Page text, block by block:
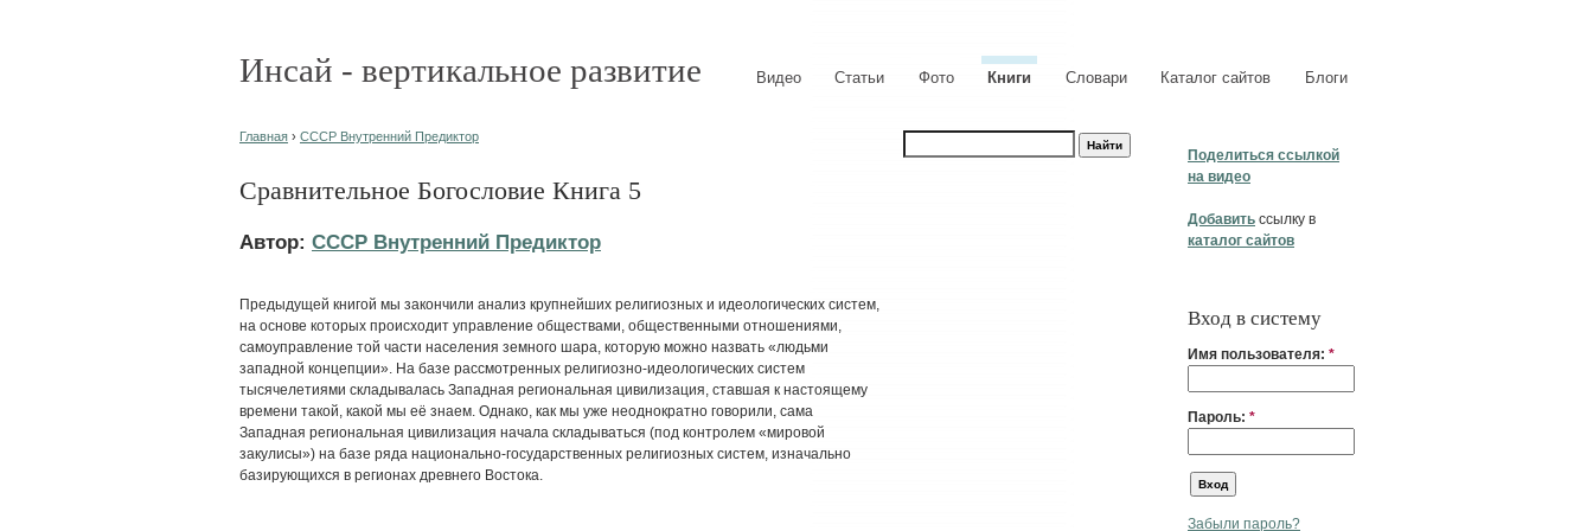
Инсай - вертикальное развитие Видео Статьи Фото Книги Словари Каталог сайтов Блоги
Поделиться ссылкой
на видео
Добавить ссылку в
каталог сайтов
Вход в систему
Имя пользователя: *
Пароль: *
Забыли пароль?
Главная › СССР Внутренний Предиктор
Сравнительное Богословие Книга 5
Автор: СССР Внутренний Предиктор
Предыдущей книгой мы закончили анализ крупнейших религиозных и идеологических систем,
на основе которых происходит управление обществами, общественными отношениями,
самоуправление той части населения земного шара, которую можно назвать «людьми
западной концепции». На базе рассмотренных религиозно-идеологических систем
тысячелетиями складывалась Западная региональная цивилизация, ставшая к настоящему
времени такой, какой мы её знаем. Однако, как мы уже неоднократно говорили, сама
Западная региональная цивилизация начала складываться (под контролем «мировой
закулисы») на базе ряда национально-государственных религиозных систем, изначально
базирующихся в регионах древнего Востока.